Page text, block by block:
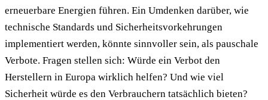
erneuerbare Energien führen. Ein Umdenken darüber, wie
technische Standards und Sicherheitsvorkehrungen
implementiert werden, könnte sinnvoller sein, als pauschale
Verbote. Fragen stellen sich: Würde ein Verbot den
Herstellern in Europa wirklich helfen? Und wie viel
Sicherheit würde es den Verbrauchern tatsächlich bieten?